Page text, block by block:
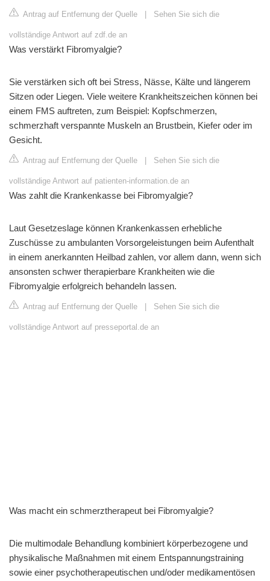
Antrag auf Entfernung der Quelle Sehen Sie sich die
vollständige Antwort auf zdf.de an
Was verstärkt Fibromyalgie?
Sie verstärken sich oft bei Stress, Nässe, Kälte und längerem
Sitzen oder Liegen. Viele weitere Krankheitszeichen können bei
einem FMS auftreten, zum Beispiel: Kopfschmerzen,
schmerzhaft verspannte Muskeln an Brustbein, Kiefer oder im
Gesicht.
Antrag auf Entfernung der Quelle Sehen Sie sich die
vollständige Antwort auf patienten-information.de an
Was zahlt die Krankenkasse bei Fibromyalgie?
Laut Gesetzeslage können Krankenkassen erhebliche
Zuschüsse zu ambulanten Vorsorgeleistungen beim Aufenthalt
in einem anerkannten Heilbad zahlen, vor allem dann, wenn sich
ansonsten schwer therapierbare Krankheiten wie die
Fibromyalgie erfolgreich behandeln lassen.
Antrag auf Entfernung der Quelle Sehen Sie sich die
vollständige Antwort auf presseportal.de an
Was macht ein schmerztherapeut bei Fibromyalgie?
Die multimodale Behandlung kombiniert körperbezogene und
physikalische Maßnahmen mit einem Entspannungstraining
sowie einer psychotherapeutischen und/oder medikamentösen